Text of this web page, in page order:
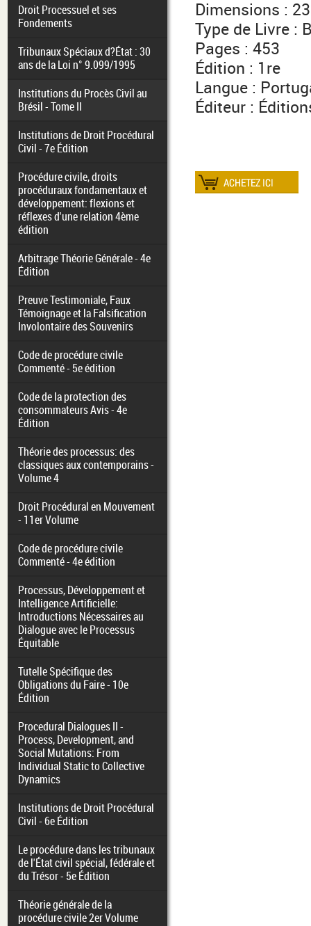
Droit Processuel et ses
Fondements
Tribunaux Spéciaux d?État : 30
ans de la Loi n° 9.099/1995
Institutions du Procès Civil au
Brésil - Tome II
Institutions de Droit Procédural
Civil - 7e Édition
Procédure civile, droits
procéduraux fondamentaux et
développement: flexions et
réflexes d'une relation 4ème
édition
Arbitrage Théorie Générale - 4e
Édition
Preuve Testimoniale, Faux
Témoignage et la Falsification
Involontaire des Souvenirs
Code de procédure civile
Commenté - 5e édition
Code de la protection des
consommateurs Avis - 4e
Édition
Théorie des processus: des
classiques aux contemporains -
Volume 4
Droit Procédural en Mouvement
- 11er Volume
Code de procédure civile
Commenté - 4e édition
Processus, Développement et
Intelligence Artificielle:
Introductions Nécessaires au
Dialogue avec le Processus
Équitable
Tutelle Spécifique des
Obligations du Faire - 10e
Édition
Procedural Dialogues II -
Process, Development, and
Social Mutations: From
Individual Static to Collective
Dynamics
Institutions de Droit Procédural
Civil - 6e Édition
Le procédure dans les tribunaux
de l'État civil spécial, fédérale et
du Trésor - 5e Édition
Théorie générale de la
procédure civile 2er Volume
Dimensions :
Type de Livre :
Pages : 453
Édition : 1re
Langue :
Éditeur :